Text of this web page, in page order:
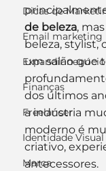
Dicas de
Email marketing
Expandir negócio
Finanças
Freelancer
Identidade Visual
Marca
de beleza,
beleza, stylist,
um salão que
dos últimos
a indústria
moderno é
criativo,
antecessores.